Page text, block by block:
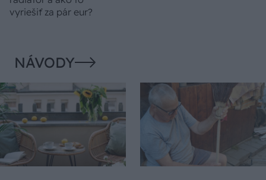
vyriešiť za pár eur?
NÁVODY